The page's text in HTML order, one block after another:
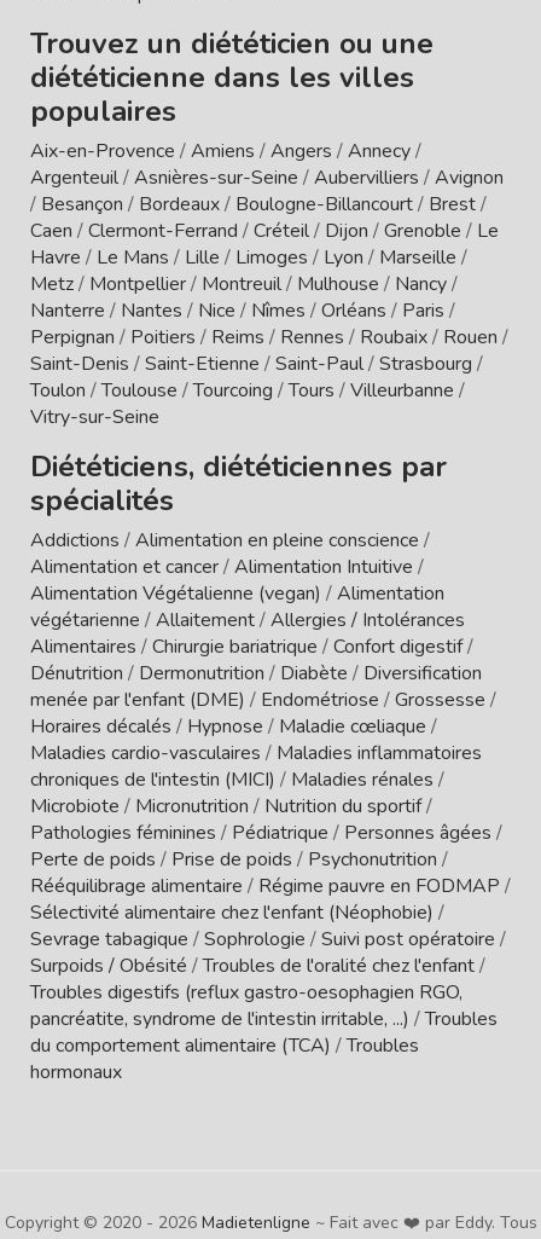
Trouvez un diététicien ou une
diététicienne dans les villes
populaires
Aix-en-Provence /Amiens /Angers /Annecy/
Argenteuil/Asnières-sur-Seine /Aubervilliers /Avignon
/ Besançon / Bordeaux/ Boulogne-Billancourt/ Brest/
Caen /Clermont-Ferrand /Créteil/ Dijon /Grenoble / Le
Havre / Le Mans / Lille / Limoges / Lyon / Marseille /
Metz/ Montpellier/ Montreuil/ Mulhouse / Nancy/
Nanterre / Nantes / Nice / Nîmes /Orléans / Paris /
Perpignan / Poitiers / Reims / Rennes / Roubaix/ Rouen /
Saint-Denis /Saint-Etienne /Saint-Paul/Strasbourg /
Toulon /Toulouse /Tourcoing /Tours /Villeurbanne /
Vitry-sur-Seine
Diététiciens, diététiciennes par
spécialités
Addictions /Alimentation en pleine conscience /
Alimentation et cancer/Alimentation Intuitive /
Alimentation Végétalienne (vegan) /Alimentation
végétarienne /Allaitement/Allergies / Intolérances
Alimentaires /Chirurgie bariatrique /Confort digestif/
Dénutrition / Dermonutrition / Diabète / Diversification
menée par l'enfant (DME) / Endométriose /Grossesse /
Horaires décalés / Hypnose / Maladie cœliaque /
Maladies cardio-vasculaires / Maladies inflammatoires
chroniques de l'intestin (MICI) / Maladies rénales /
Microbiote / Micronutrition / Nutrition du sportif/
Pathologies féminines / Pédiatrique / Personnes âgées /
Perte de poids / Prise de poids / Psychonutrition /
Rééquilibrage alimentaire / Régime pauvre en FODMAP /
Sélectivité alimentaire chez l'enfant (Néophobie) /
Sevrage tabagique /Sophrologie /Suivi post opératoire /
Surpoids / Obésité /Troubles de l'oralité chez l'enfant/
Troubles digestifs (reflux gastro-oesophagien RGO,
pancréatite, syndrome de l'intestin irritable, ...) /Troubles
du comportement alimentaire (TCA) /Troubles
hormonaux
Copyright © 2020 - 2026 Madietenligne ~ Fait avec ❤️ par Eddy. Tous